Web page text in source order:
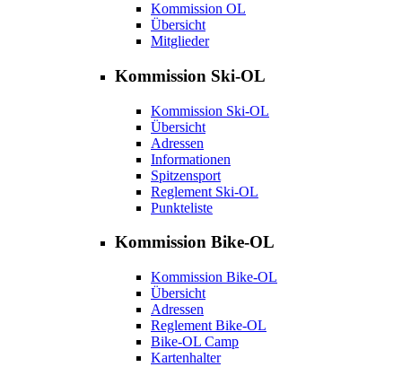
Kommission OL
Übersicht
Mitglieder
Kommission Ski-OL
Kommission Ski-OL
Übersicht
Adressen
Informationen
Spitzensport
Reglement Ski-OL
Punkteliste
Kommission Bike-OL
Kommission Bike-OL
Übersicht
Adressen
Reglement Bike-OL
Bike-OL Camp
Kartenhalter